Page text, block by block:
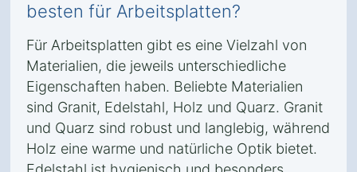
besten für Arbeitsplatten?
Für Arbeitsplatten gibt es eine Vielzahl von
Materialien, die jeweils unterschiedliche
Eigenschaften haben. Beliebte Materialien
sind Granit, Edelstahl, Holz und Quarz. Granit
und Quarz sind robust und langlebig, während
Holz eine warme und natürliche Optik bietet.